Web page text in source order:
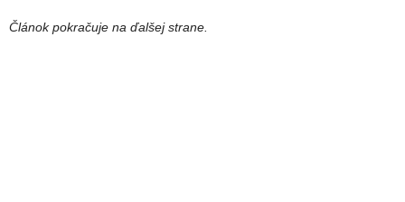
Článok pokračuje na ďalšej strane.